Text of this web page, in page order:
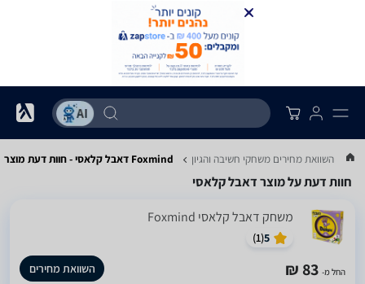
... השוואת מחירים משחקי חשיבה והגיון Foxmind דאבל קלאסי - חוות דעת מוצר
חוות דעת על מוצר דאבל קלאסי
משחק דאבל קלאסי Foxmind
5
(
1
)
החל מ- 83 ₪ השוואת מחירים